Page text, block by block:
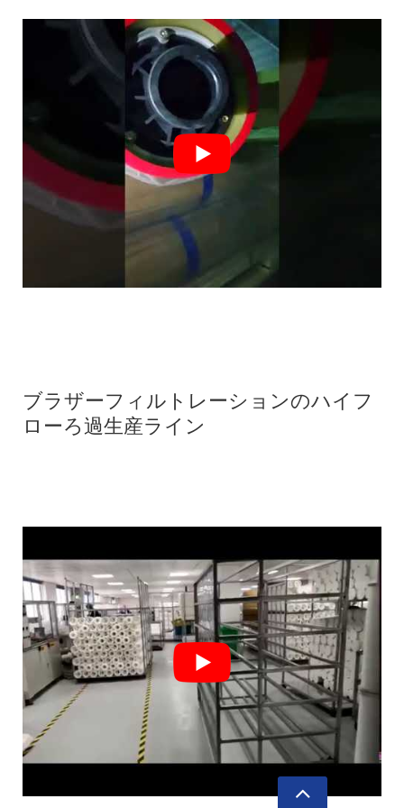
ブラザーフィルトレーションのハイフ
ローろ過生産ライン